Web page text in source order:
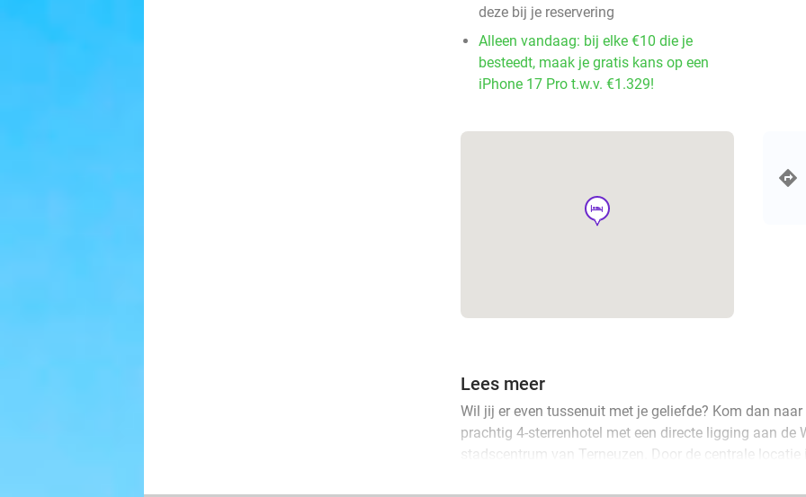
deze bij je reservering
Alleen vandaag: bij elke €10 die je
besteedt, maak je gratis kans op een
iPhone 17 Pro t.w.v. €1.329!
hotel
Lees meer
Wil jij er even tussenuit met je geliefde? Kom dan
prachtig 4-sterrenhotel met een directe ligging aan de
stadscentrum van Terneuzen. Door de centrale